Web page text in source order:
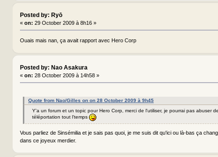
Posted by: Ryō
« on: 29 October 2009 à 8h16 »
Ouais mais nan, ça avait rapport avec Hero Corp
Posted by: Nao Asakura
« on: 28 October 2009 à 14h58 »
Quote from Nao/Gilles on on 28 October 2009 à 9h45
Y'a un forum et un topic pour Hero Corp, merci de l'utiliser, je pourrai pas abuser
téléportation tout l'temps
Vous parliez de Sinsémilia et je sais pas quoi, je me suis dit qu'ici ou là-bas ça
dans ce joyeux merdier.